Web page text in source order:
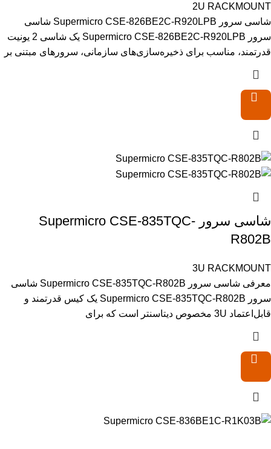
2U RACKMOUNT
شاسی سرور Supermicro CSE-826BE2C-R920LPB شاسی
سرور Supermicro CSE-826BE2C-R920LPB یک شاسی 2 یونیت
قدرتمند، مناسب برای ذخیره‌سازی‌های سازمانی، سرورهای مبتنی بر
شاسی سرور Supermicro CSE-835TQC-
R802B
3U RACKMOUNT
معرفی شاسی سرور Supermicro CSE-835TQC-R802B شاسی
سرور Supermicro CSE-835TQC-R802B یک کیس قدرتمند و
قابل‌اعتماد 3U مخصوص دیتاسنتر است که برای